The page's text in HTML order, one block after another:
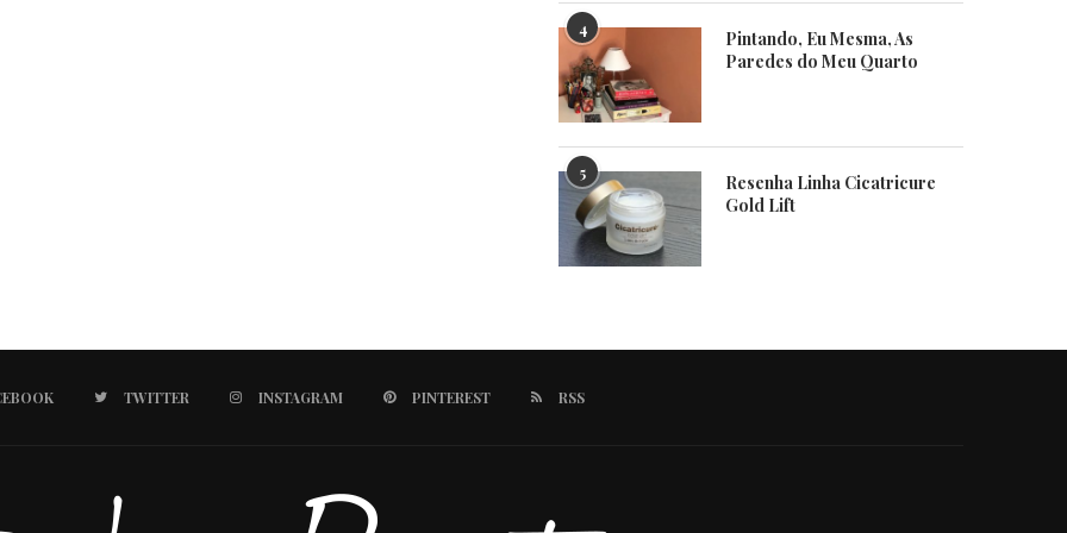
4
Pintando, Eu Mesma, As
Paredes do Meu Quarto
5
Resenha Linha Cicatricure
Gold Lift
TWITTER INSTAGRAM PINTEREST RSS